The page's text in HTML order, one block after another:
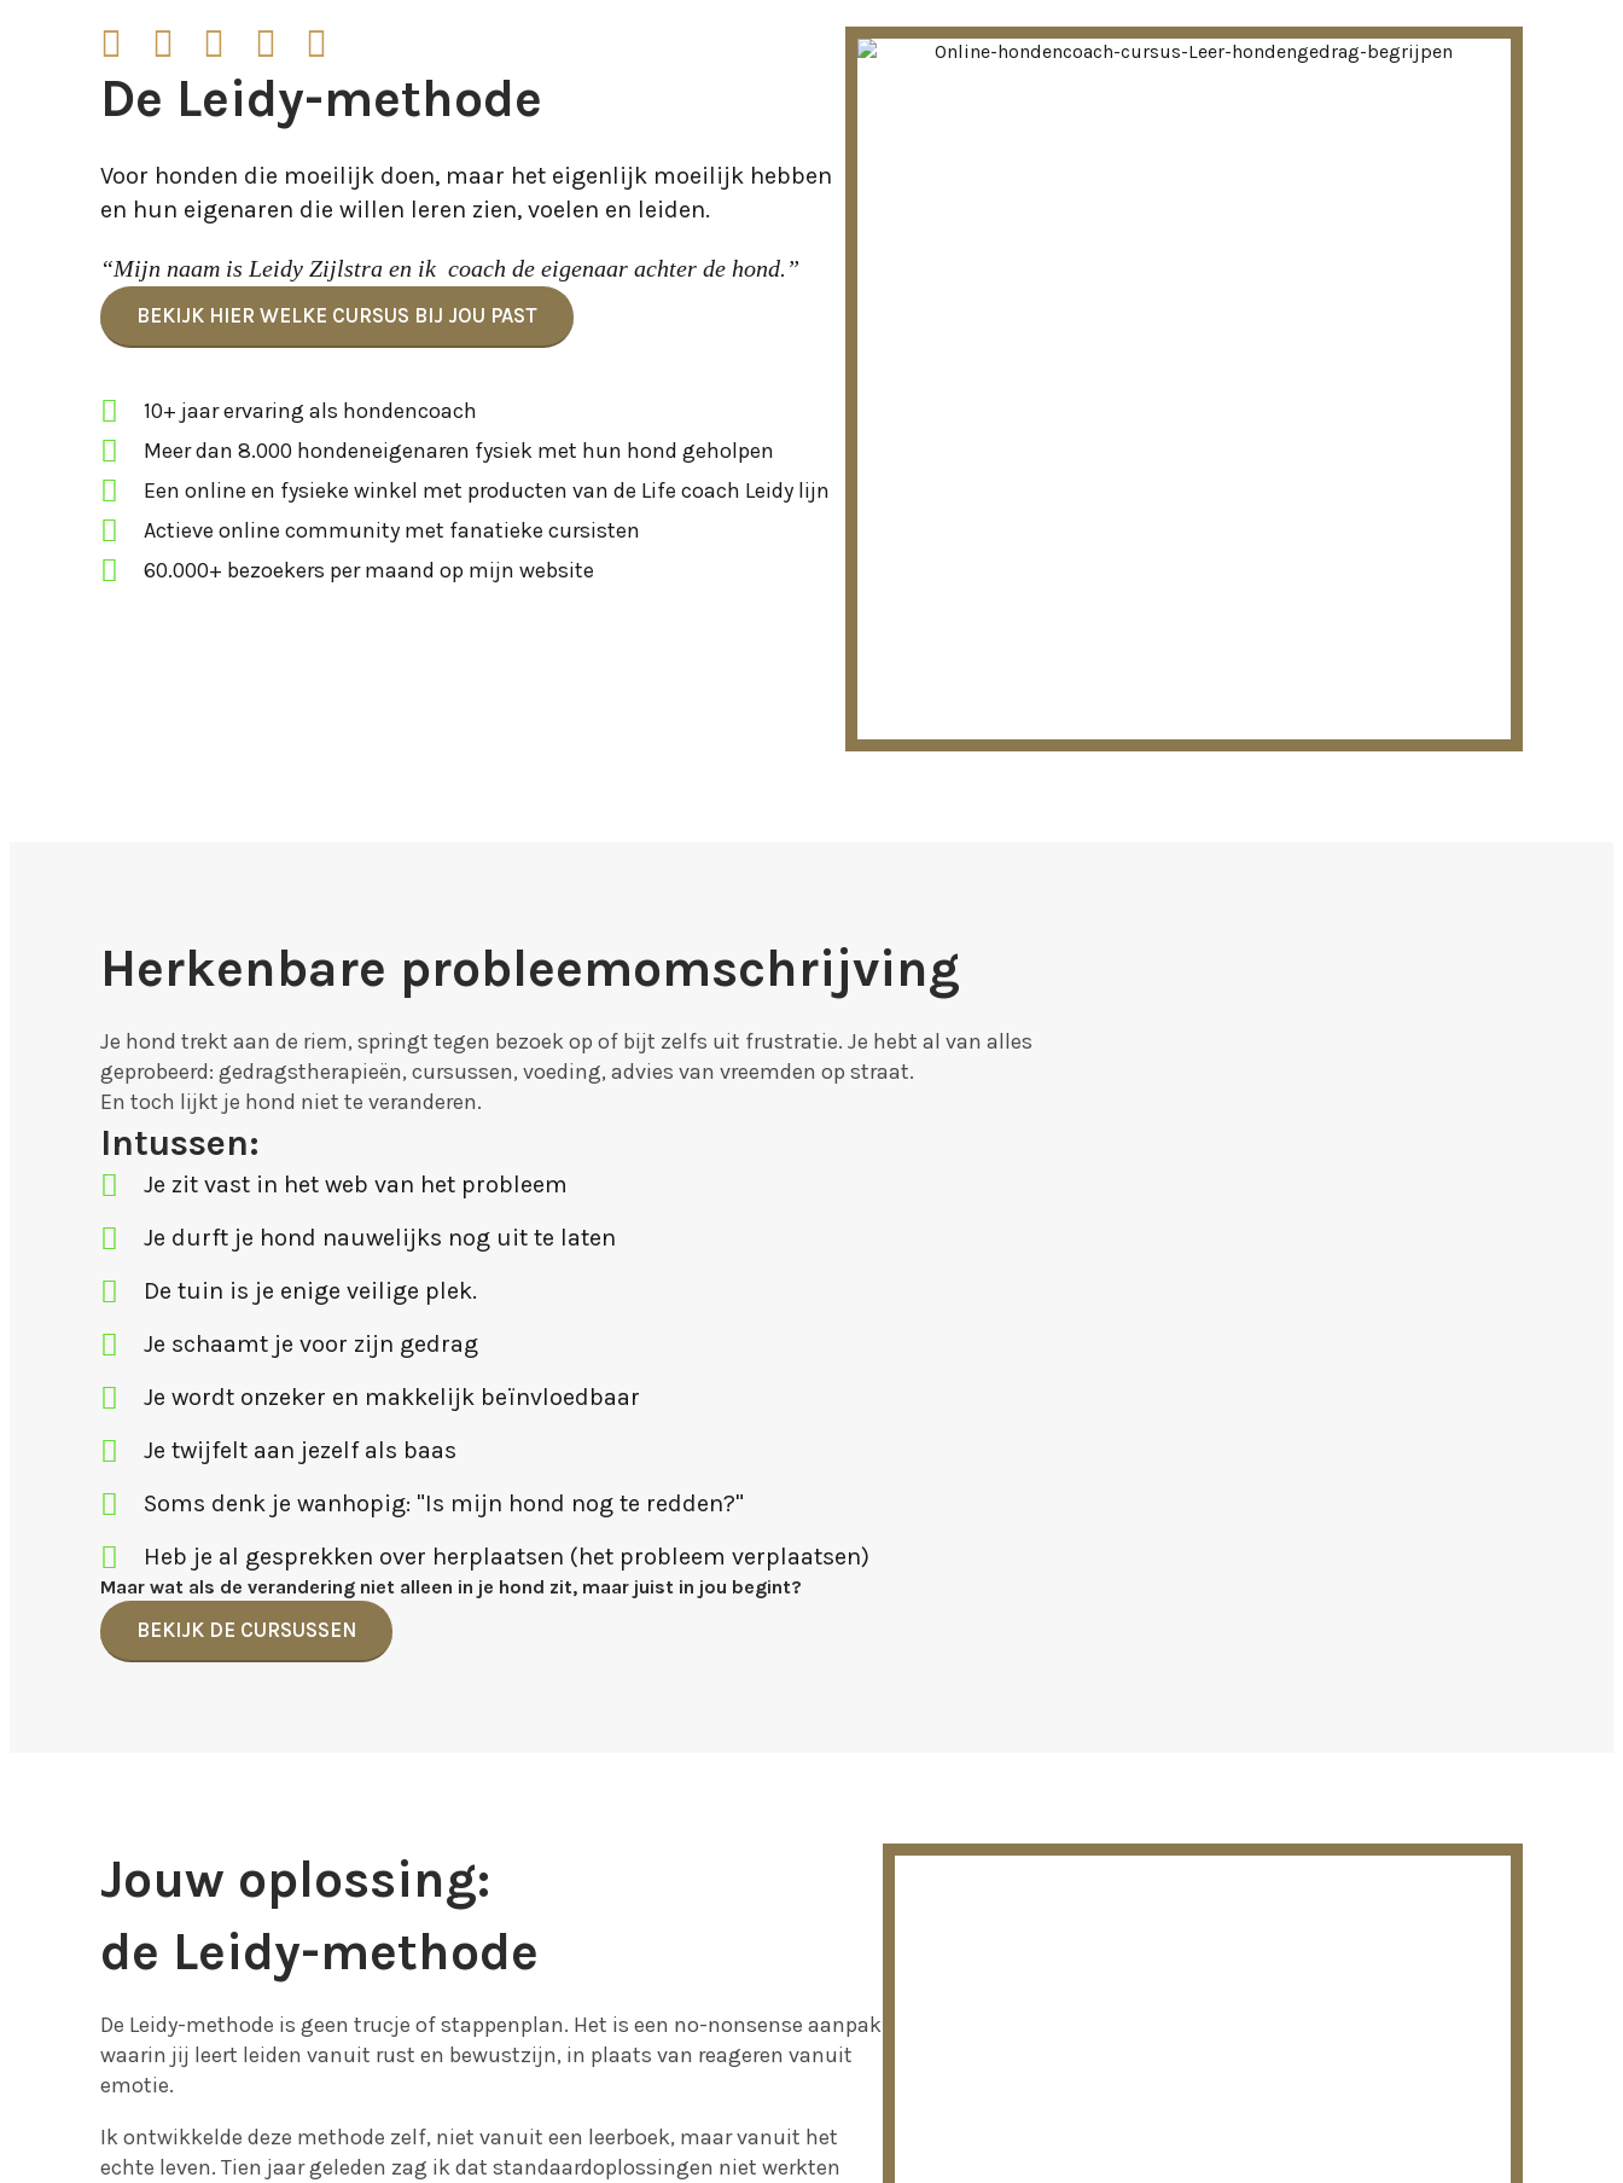
De Leidy-methode
Voor honden die moeilijk doen, maar het eigenlijk moeilijk hebben
en hun eigenaren die willen leren zien, voelen en leiden.
“Mijn naam is Leidy Zijlstra en ik coach de eigenaar achter de hond.”
BEKIJK HIER WELKE CURSUS BIJ JOU PAST
10+ jaar ervaring als hondencoach
Meer dan 8.000 hondeneigenaren fysiek met hun hond geholpen
Een online en fysieke winkel met producten van de Life coach Leidy lijn
Actieve online community met fanatieke cursisten
60.000+ bezoekers per maand op mijn website
Herkenbare probleemomschrijving
Je hond trekt aan de riem, springt tegen bezoek op of bijt zelfs uit frustratie. Je hebt al van alles
geprobeerd: gedragstherapieën, cursussen, voeding, advies van vreemden op straat.
En toch lijkt je hond niet te veranderen.
Intussen:
Je zit vast in het web van het probleem
Je durft je hond nauwelijks nog uit te laten
De tuin is je enige veilige plek.
Je schaamt je voor zijn gedrag
Je wordt onzeker en makkelijk beïnvloedbaar
Je twijfelt aan jezelf als baas
Soms denk je wanhopig: "Is mijn hond nog te redden?"
Heb je al gesprekken over herplaatsen (het probleem verplaatsen)
Maar wat als de verandering niet alleen in je hond zit, maar juist in jou begint?
BEKIJK DE CURSUSSEN
Jouw oplossing:
de Leidy-methode
De Leidy-methode is geen trucje of stappenplan. Het is een no-nonsense aanpak
waarin jij leert leiden vanuit rust en bewustzijn, in plaats van reageren vanuit
emotie.
Ik ontwikkelde deze methode zelf, niet vanuit een leerboek, maar vanuit het
echte leven. Tien jaar geleden zag ik dat standaardoplossingen niet werkten